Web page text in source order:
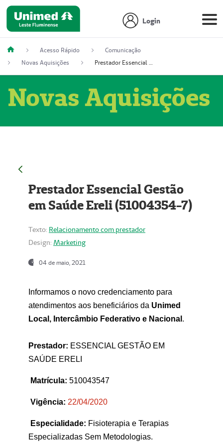
Login
Acesso Rápido
Comunicação
Novas Aquisições
Prestador Essencial Gestão em Saúde Ereli (51004354-7)
Novas Aquisições
Prestador Essencial Gestão
em Saúde Ereli (51004354-7)
Texto: Relacionamento com prestador
Design: Marketing
04 de maio, 2021
Informamos o novo credenciamento para
atendimentos aos beneficiários da Unimed
Local, Intercâmbio Federativo e Nacional .
Prestador: ESSENCIAL GESTÃO EM
SAÚDE ERELI
Matrícula: 510043547
Vigência: 22/04/2020
Especialidade: Fisioterapia e Terapias
Especializadas Sem Metodologias.